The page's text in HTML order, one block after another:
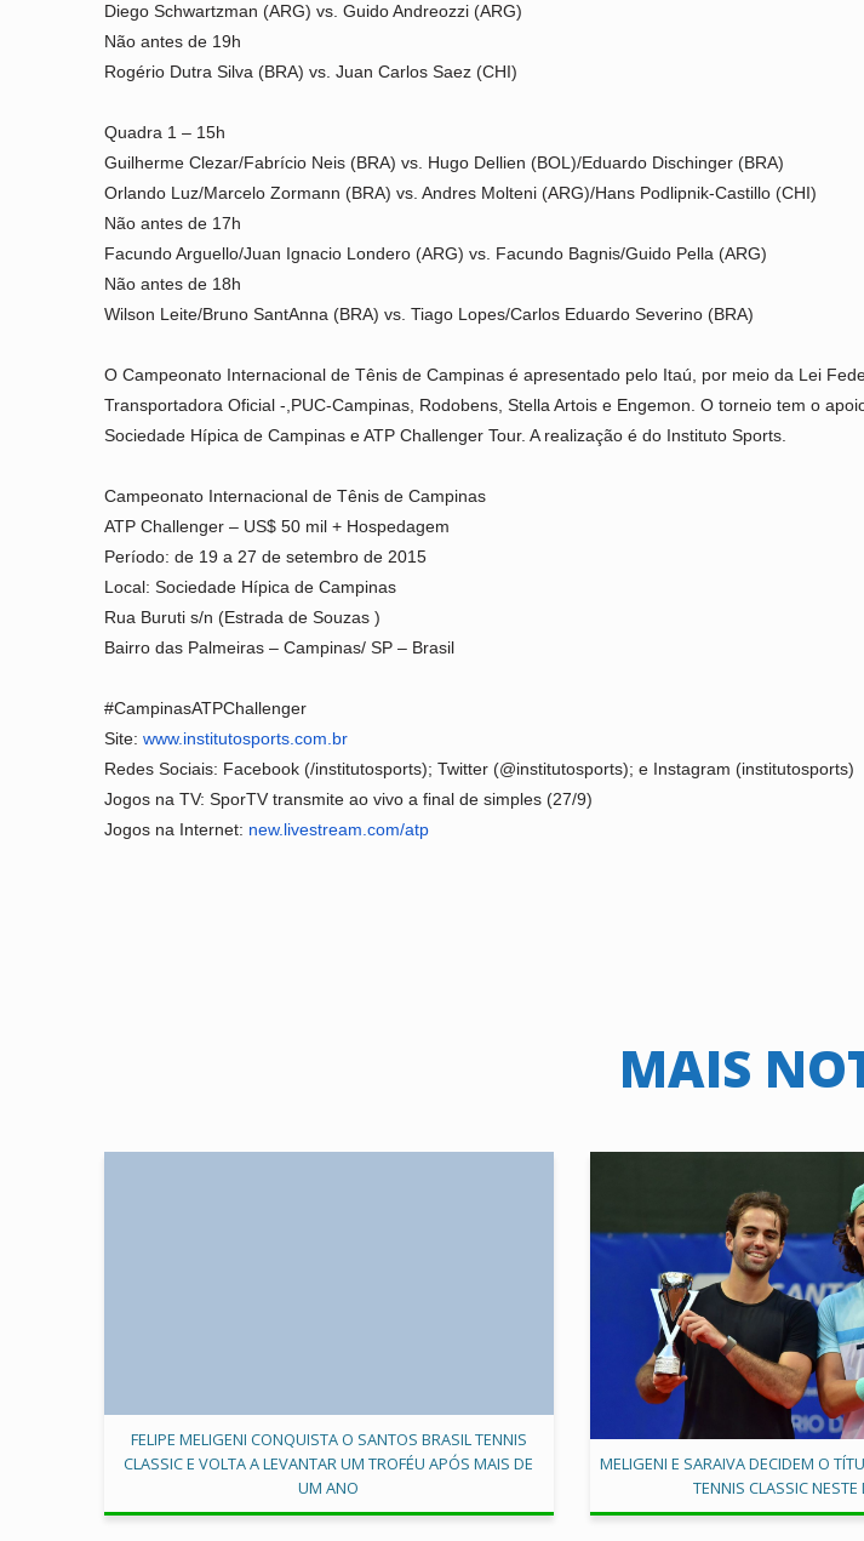
Diego Schwartzman (ARG) vs. Guido Andreozzi (ARG)
Não antes de 19h
Rogério Dutra Silva (BRA) vs. Juan Carlos Saez (CHI)
Quadra 1 – 15h
Guilherme Clezar/Fabrício Neis (BRA) vs. Hugo Dellien (BOL)/Eduardo Dischinger (BRA)
Orlando Luz/Marcelo Zormann (BRA) vs. Andres Molteni (ARG)/Hans Podlipnik-Castillo (CHI)
Não antes de 17h
Facundo Arguello/Juan Ignacio Londero (ARG) vs. Facundo Bagnis/Guido Pella (ARG)
Não antes de 18h
Wilson Leite/Bruno SantAnna (BRA) vs. Tiago Lopes/Carlos Eduardo Severino (BRA)
O Campeonato Internacional de Tênis de Campinas é apresentado pelo Itaú, por meio da Lei
Transportadora Oficial -,PUC-Campinas, Rodobens, Stella Artois e Engemon. O torneio tem o
Sociedade Hípica de Campinas e ATP Challenger Tour. A realização é do Instituto Sports.
Campeonato Internacional de Tênis de Campinas
ATP Challenger – US$ 50 mil + Hospedagem
Período: de 19 a 27 de setembro de 2015
Local: Sociedade Hípica de Campinas
Rua Buruti s/n (Estrada de Souzas )
Bairro das Palmeiras – Campinas/ SP – Brasil
#CampinasATPChallenger
Site: www.institutosports.com.br
Redes Sociais: Facebook (/institutosports); Twitter (@institutosports); e Instagram (institutosports)
Jogos na TV: SporTV transmite ao vivo a final de simples (27/9)
Jogos na Internet: new.livestream.com/atp
MAIS
FELIPE MELIGENI CONQUISTA O SANTOS BRASIL TENNIS
CLASSIC E VOLTA A LEVANTAR UM TROFÉU APÓS MAIS DE
UM ANO
MELIGENI E SARAIVA DECIDEM O
TENNIS CLASSIC